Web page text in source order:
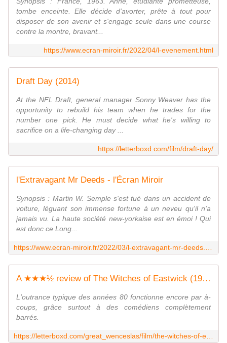
tombe enceinte. Elle décide d'avorter, prête à tout pour
disposer de son avenir et s'engage seule dans une course
contre la montre, bravant...
https://www.ecran-miroir.fr/2022/04/l-evenement.html
Draft Day (2014)
At the NFL Draft, general manager Sonny Weaver has the
opportunity to rebuild his team when he trades for the
number one pick. He must decide what he's willing to
sacrifice on a life-changing day ...
https://letterboxd.com/film/draft-day/
l'Extravagant Mr Deeds - l'Écran Miroir
Synopsis : Martin W. Semple s'est tué dans un accident de
voiture, léguant son immense fortune à un neveu qu'il n'a
jamais vu. La haute société new-yorkaise est en émoi ! Qui
est donc ce Long...
A ★★★½ review of The Witches of Eastwick (1987)
L'outrance typique des années 80 fonctionne encore par à-
coups, grâce surtout à des comédiens complètement
barrés.